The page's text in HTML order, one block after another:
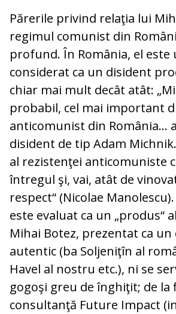
Părerile privind relaţia lui
regimul comunist din
profund. În România, el este
considerat ca un disident
chiar mai mult decât atât:
probabil, cel mai important
anticomunist din România…
disident de tip Adam
al rezistenţei anticomuniste
întregul şi, vai, atât de
respect“ (Nicolae
este evaluat ca un „produs“
Mihai Botez, prezentat ca
autentic (ba Soljeniţîn al
Havel al nostru etc.), ni se
gogoşi greu de înghiţit; de la
consultanţă Future Impact